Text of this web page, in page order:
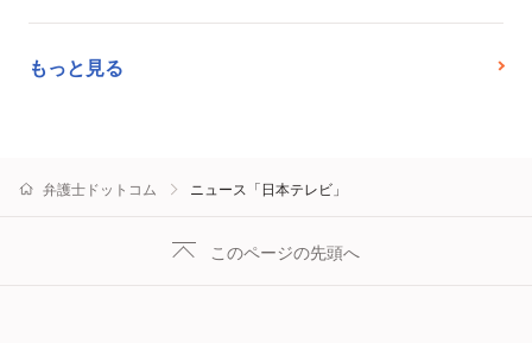
もっと見る
弁護士ドットコム ニュース「日本テレビ」
このページの先頭へ